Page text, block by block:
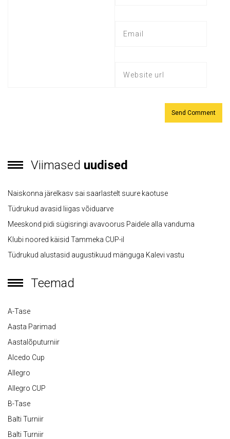
Viimased uudised
Naiskonna järelkasv sai saarlastelt suure kaotuse
Tüdrukud avasid liigas võiduarve
Meeskond pidi sügisringi avavoorus Paidele alla vanduma
Klubi noored käisid Tammeka CUP-il
Tüdrukud alustasid augustikuud mänguga Kalevi vastu
Teemad
A-Tase
Aasta Parimad
Aastalõputurniir
Alcedo Cup
Allegro
Allegro CUP
B-Tase
Balti Turniir
Balti Turniir